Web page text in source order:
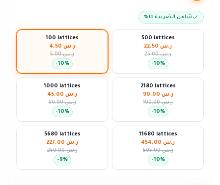
شامل الضريبة ١٥٪
100 lattices
ر.س 4.50
ر.س 5.00
-10%
500 lattices
ر.س 22.50
ر.س 25.00
-10%
1000 lattices
ر.س 45.00
ر.س 50.00
-10%
2180 lattices
ر.س 90.00
ر.س 100.00
-10%
5680 lattices
ر.س 227.00
ر.س 250.00
-9%
11680 lattices
ر.س 454.00
ر.س 505.00
-10%